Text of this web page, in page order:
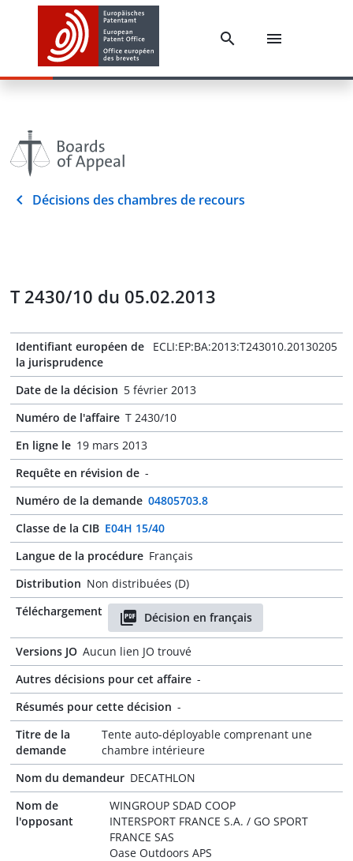
Décisions des chambres de recours
T 2430/10 du 05.02.2013
Identifiant européen de
la jurisprudence
ECLI:EP:BA:2013:T243010.20130205
Date de la décision 5 février 2013
Numéro de l'affaire T 2430/10
En ligne le 19 mars 2013
Requête en révision de -
Numéro de la demande 04805703.8
Classe de la CIB E04H 15/40
Langue de la procédure Français
Distribution Non distribuées (D)
Téléchargement
Décision en français
Versions JO Aucun lien JO trouvé
Autres décisions pour cet affaire -
Résumés pour cette décision -
Titre de la
demande
Tente auto-déployable comprenant une
chambre intérieure
Nom du demandeur DECATHLON
Nom de
l'opposant
WINGROUP SDAD COOP
INTERSPORT FRANCE S.A. / GO SPORT
FRANCE SAS
Oase Outdoors APS